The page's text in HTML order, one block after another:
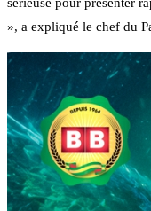
», a expliqué le chef du